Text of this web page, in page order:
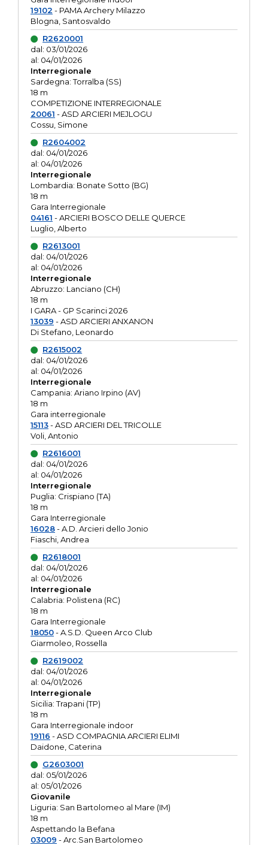
19102 - PAMA Archery Milazzo
Blogna, Santosvaldo
R2620001
dal: 03/01/2026
al: 04/01/2026
Interregionale
Sardegna: Torralba (SS)
18 m
COMPETIZIONE INTERREGIONALE
20061 - ASD ARCIERI MEJLOGU
Cossu, Simone
R2604002
dal: 04/01/2026
al: 04/01/2026
Interregionale
Lombardia: Bonate Sotto (BG)
18 m
Gara Interregionale
04161 - ARCIERI BOSCO DELLE QUERCE
Luglio, Alberto
R2613001
dal: 04/01/2026
al: 04/01/2026
Interregionale
Abruzzo: Lanciano (CH)
18 m
I GARA - GP Scarinci 2026
13039 - ASD ARCIERI ANXANON
Di Stefano, Leonardo
R2615002
dal: 04/01/2026
al: 04/01/2026
Interregionale
Campania: Ariano Irpino (AV)
18 m
Gara interregionale
15113- ASD ARCIERI DEL TRICOLLE
Voli, Antonio
R2616001
dal: 04/01/2026
al: 04/01/2026
Interregionale
Puglia: Crispiano (TA)
18 m
Gara Interregionale
16028- A.D. Arcieri dello Jonio
Fiaschi, Andrea
R2618001
dal: 04/01/2026
al: 04/01/2026
Interregionale
Calabria: Polistena (RC)
18 m
Gara Interregionale
18050- A.S.D. Queen Arco Club
Giarmoleo, Rossella
R2619002
dal: 04/01/2026
al: 04/01/2026
Interregionale
Sicilia: Trapani (TP)
18 m
Gara Interregionale indoor
19116 - ASD COMPAGNIA ARCIERI ELIMI
Daidone, Caterina
G2603001
dal: 05/01/2026
al: 05/01/2026
Giovanile
Liguria: San Bartolomeo al Mare (IM)
18 m
Aspettando la Befana
03009 - Arc.San Bartolomeo